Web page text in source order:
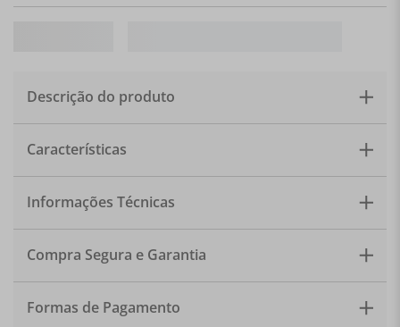
Descrição do produto
Copo para água. Os copos de vidro para a água são
ideais para qualquer uso, para jantares elegantes,
almoços e aperitivos ocasionais. Dedicado a quem ama
Capacidade: 330ml. Quantidade: 1 copo.
Características
Informações Técnicas
Compra Segura e Garantia
Formas de Pagamento